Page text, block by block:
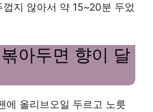
지 않아서 약 15~20분 두었
아두면 향이 달
에 올리브오일 두르고 노릇